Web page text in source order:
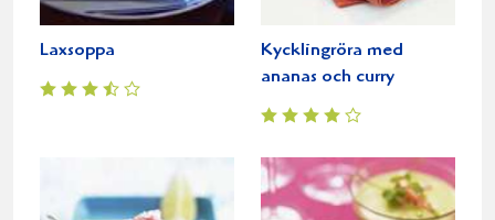
Laxsoppa
Kycklingröra med
ananas och curry